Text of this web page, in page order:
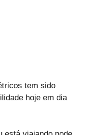
tem sido
hoje em dia